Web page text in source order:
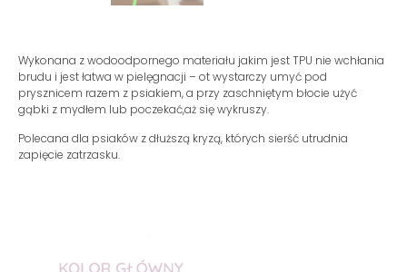
Wykonana z wodoodpornego materiału jakim jest TPU nie wchłania
brudu i jest łatwa w pielęgnacji – ot wystarczy umyć pod
prysznicem razem z psiakiem, a przy zaschniętym błocie użyć
gąbki z mydłem lub poczekać,aż się wykruszy.
Polecana dla psiaków z dłuższą kryzą, których sierść utrudnia
zapięcie zatrzasku.